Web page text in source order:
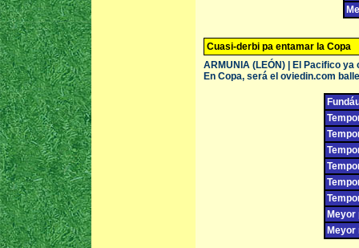
Cuasi-derbi pa entamar la Copa
ARMUNIA (LEÓN) | El Pacifico
En Copa, será el oviedin.com
Meyor
Meyor